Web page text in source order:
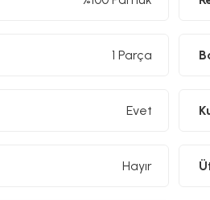
1 Parça
Evet
Hayır